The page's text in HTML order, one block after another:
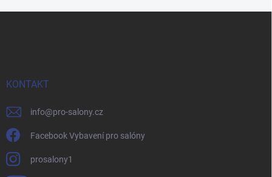
KONTAKT
info@pro-salony.cz
Facebook Vybavení pro salóny
prosalony1